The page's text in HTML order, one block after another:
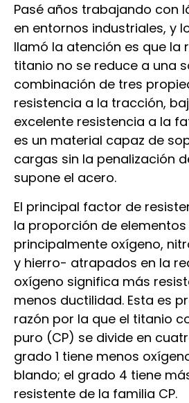
Pasé años trabajando con
en entornos industriales, y
llamó la atención es que la
titanio no se reduce a una
combinación de tres
resistencia a la tracción,
excelente resistencia a la
es un material capaz de
cargas sin la penalización
supone el acero.
El principal factor de
la proporción de
principalmente oxígeno,
y hierro- atrapados en la
oxígeno significa más
menos ductilidad. Esta es
razón por la que el titanio
puro (CP) se divide en
grado 1 tiene menos
blando; el grado 4 tiene
resistente de la familia CP.